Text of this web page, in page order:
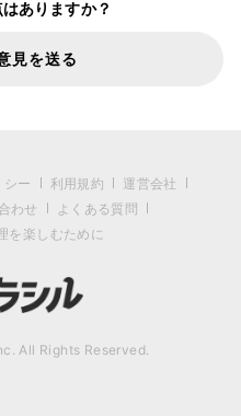
ありますか？
見を送る
シー 利用規約
運営会社
わせ
よくある質問
を楽しむために
All Rights Reserved.